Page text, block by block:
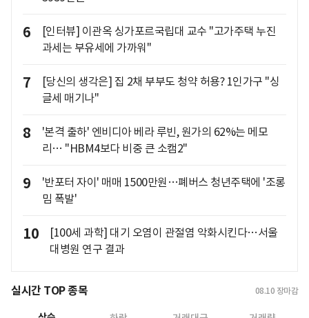
6
[인터뷰] 이관옥 싱가포르국립대 교수 "고가주택 누진
과세는 부유세에 가까워"
7
[당신의 생각은] 집 2채 부부도 청약 허용? 1인가구 "싱
글세 매기나"
8
'본격 출하' 엔비디아 베라 루빈, 원가의 62%는 메모
리… "HBM4보다 비중 큰 소캠2"
9
'반포터 자이' 매매 1500만원…폐버스 청년주택에 '조롱
밈 폭발'
10
[100세 과학] 대기 오염이 관절염 악화시킨다…서울
대병원 연구 결과
실시간 TOP 종목 08.10 장마감